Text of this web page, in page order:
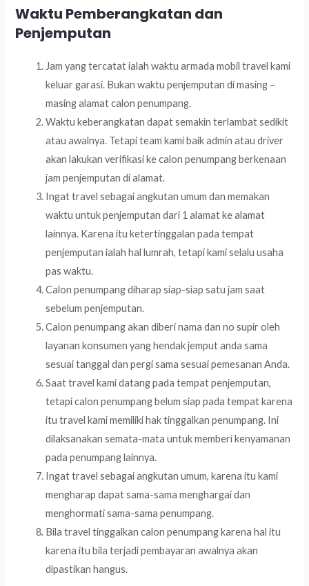
Waktu Pemberangkatan dan
Penjemputan
Jam yang tercatat ialah waktu armada mobil travel kami
keluar garasi. Bukan waktu penjemputan di masing –
masing alamat calon penumpang.
Waktu keberangkatan dapat semakin terlambat sedikit
atau awalnya. Tetapi team kami baik admin atau driver
akan lakukan verifikasi ke calon penumpang berkenaan
jam penjemputan di alamat.
Ingat travel sebagai angkutan umum dan memakan
waktu untuk penjemputan dari 1 alamat ke alamat
lainnya. Karena itu ketertinggalan pada tempat
penjemputan ialah hal lumrah, tetapi kami selalu usaha
pas waktu.
Calon penumpang diharap siap-siap satu jam saat
sebelum penjemputan.
Calon penumpang akan diberi nama dan no supir oleh
layanan konsumen yang hendak jemput anda sama
sesuai tanggal dan pergi sama sesuai pemesanan Anda.
Saat travel kami datang pada tempat penjemputan,
tetapi calon penumpang belum siap pada tempat karena
itu travel kami memiliki hak tinggalkan penumpang. Ini
dilaksanakan semata-mata untuk memberi kenyamanan
pada penumpang lainnya.
Ingat travel sebagai angkutan umum, karena itu kami
mengharap dapat sama-sama menghargai dan
menghormati sama-sama penumpang.
Bila travel tinggalkan calon penumpang karena hal itu
karena itu bila terjadi pembayaran awalnya akan
dipastikan hangus.